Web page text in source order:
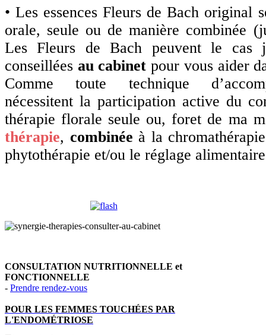
•Les essences Fleurs de Bach original
orale, seule ou de manière combinée
Les Fleurs de Bach peuvent le cas
conseillées au cabinet pour vous aider
Comme toute technique
nécessitent la participation active du
thérapie florale seule ou, foret de ma
thérapie, combinée à la
phytothérapie et/ou le réglage
CONSULTATION NUTRITIONNELLE et
FONCTIONNELLE
- Prendre rendez-vous
POUR LES FEMMES TOUCHÉES PAR
L'ENDOMÉTRIOSE